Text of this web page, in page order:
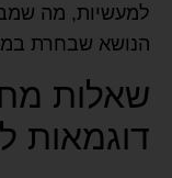
למעשיות, מה
הנושא שבחרת
שאלות
דוגמאות